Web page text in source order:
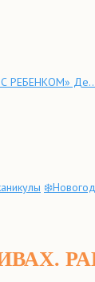
С РЕБЕНКОМ»